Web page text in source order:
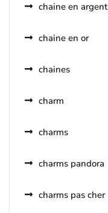
chaine en argent
chaine en or
chaines
charm
charms
charms pandora
charms pas cher